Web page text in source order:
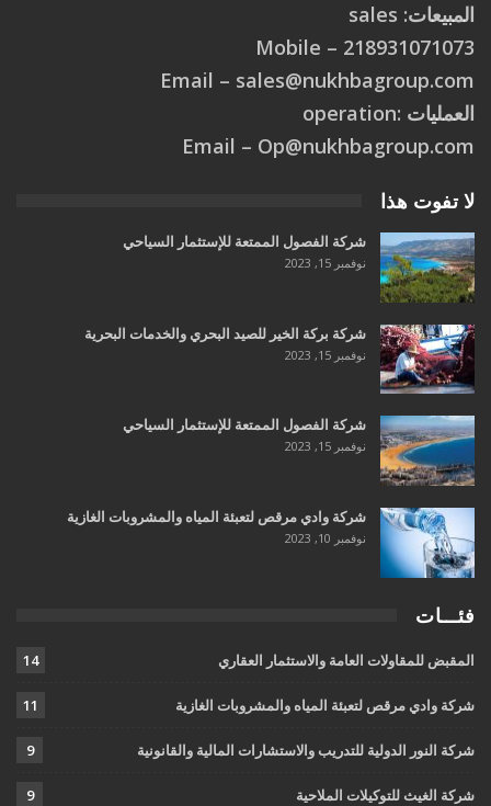
المبيعات: sales
218931071073 – Mobile
Email – sales@nukhbagroup.com
العمليات :operation
Email – Op@nukhbagroup.com
لا تفوت هذا
شركة الفصول الممتعة للإستثمار السياحي
نوفمبر 15, 2023
شركة بركة الخير للصيد البحري والخدمات البحرية
نوفمبر 15, 2023
شركة الفصول الممتعة للإستثمار السياحي
نوفمبر 15, 2023
شركة وادي مرقص لتعبئة المياه والمشروبات الغازية
نوفمبر 10, 2023
فئـــات
المقبض للمقاولات العامة والاستثمار العقاري 14
شركة وادي مرقص لتعبئة المياه والمشروبات الغازية 11
شركة النور الدولية للتدريب والاستشارات المالية والقانونية 9
شركة الغيث للتوكيلات الملاحية 9